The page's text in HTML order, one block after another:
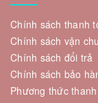
Chính sách thanh
Chính sách vận
Chính sách đổi trả
Chính sách bảo
Phương thức